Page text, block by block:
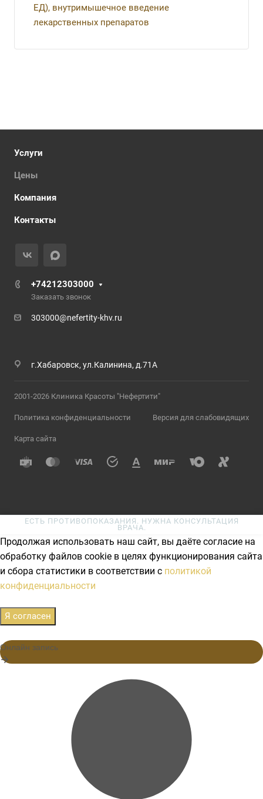
ЕД), внутримышечное введение
лекарственных препаратов
Услуги
Цены
Компания
Контакты
+74212303000
Заказать звонок
303000@nefertity-khv.ru
г.Хабаровск, ул.Калинина, д.71А
2001-2026 Клиника Красоты "Нефертити"
Политика конфиденциальности Версия для слабовидящих
Карта сайта
ЕСТЬ ПРОТИВОПОКАЗАНИЯ. НУЖНА КОНСУЛЬТАЦИЯ
ВРАЧА.
Продолжая использовать наш сайт, вы даёте согласие на
обработку файлов cookie в целях функционирования сайта
и сбора статистики в соответствии с политикой
конфиденциальности
Я согласен